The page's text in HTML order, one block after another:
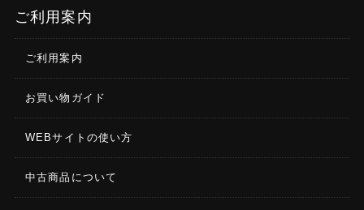
ご利用案内
ご利用案内
お買い物ガイド
WEBサイトの使い方
中古商品について